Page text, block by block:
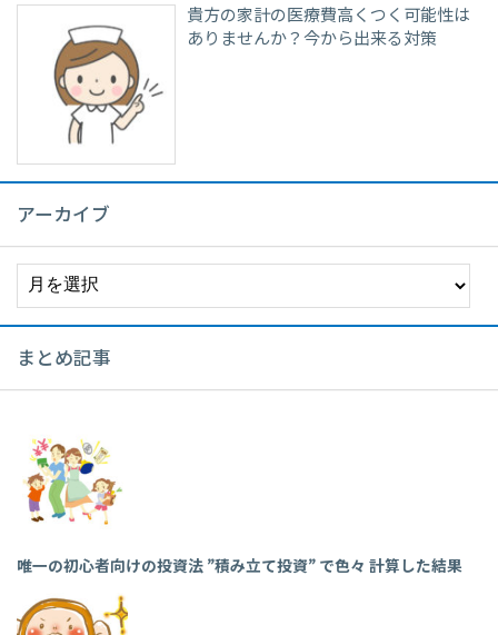
貴方の家計の医療費高くつく可能性は
ありませんか？今から出来る対策
アーカイブ
まとめ記事
唯一の初心者向けの投資法 ”積み立て投資” で色々 計算した結果